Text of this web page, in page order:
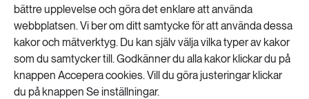
bättre upplevelse och göra det enklare att använda
webbplatsen. Vi ber om ditt samtycke för att använda dessa
kakor och mätverktyg. Du kan själv välja vilka typer av kakor
som du samtycker till. Godkänner du alla kakor klickar du på
knappen Accepera cookies. Vill du göra justeringar klickar
du på knappen Se inställningar.
Rätt eller fel att kalhugga brandskadade
skogar?